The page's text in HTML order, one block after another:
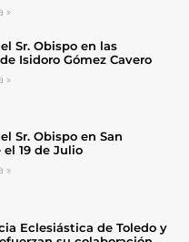
»
Sr. Obispo en las
Isidoro Gómez Cavero
»
Sr. Obispo en San
19 de Julio
»
Eclesiástica de Toledo y